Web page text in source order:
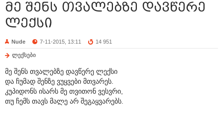
მე შენს თვალებზე დავწერე
ლექსი
Nude 7-11-2015, 13:11 14 951
ლექსები
მე შენს თვალებზე დავწერე ლექსი
და ჩუმად შენზე ვუყვები მთვარეს.
კუპიდონს ისარს მე თვითონ ვესვრი,
თუ ჩემს თავს მალე არ შეგაყვარებს.